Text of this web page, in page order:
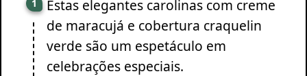
Estas elegantes carolinas com creme
de maracujá e cobertura craquelin
verde são um espetáculo em
celebrações especiais.